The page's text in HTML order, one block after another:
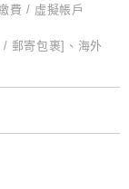
費 / 虛擬帳戶
郵寄包裹]、海外